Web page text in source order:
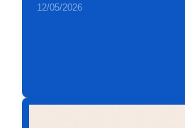
12/05/2026